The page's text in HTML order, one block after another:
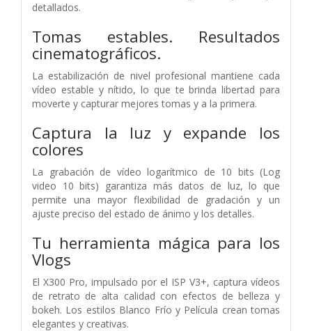
detallados.
Tomas estables. Resultados
cinematográficos.
La estabilización de nivel profesional mantiene cada
vídeo estable y nítido, lo que te brinda libertad para
moverte y capturar mejores tomas y a la primera.
Captura la luz y expande los
colores
La grabación de vídeo logarítmico de 10 bits (Log
video 10 bits) garantiza más datos de luz, lo que
permite una mayor flexibilidad de gradación y un
ajuste preciso del estado de ánimo y los detalles.
Tu herramienta mágica para los
Vlogs
El X300 Pro, impulsado por el ISP V3+, captura vídeos
de retrato de alta calidad con efectos de belleza y
bokeh. Los estilos Blanco Frío y Película crean tomas
elegantes y creativas.